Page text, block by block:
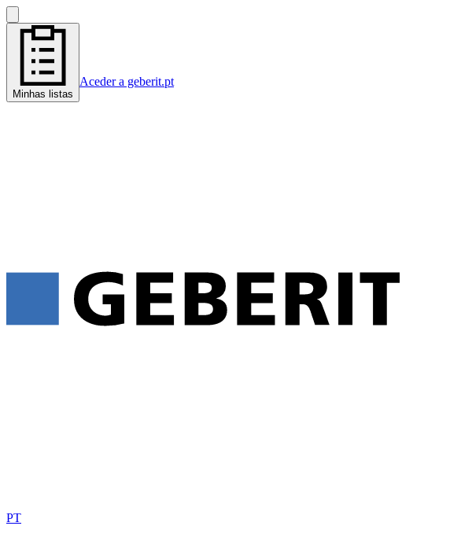
Minhas listas
Aceder a geberit.pt
PT